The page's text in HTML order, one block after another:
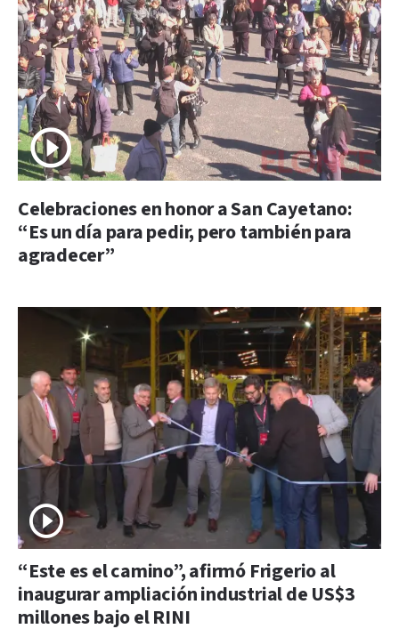
Celebraciones en honor a San Cayetano:
“Es un día para pedir, pero también para
agradecer”
“Este es el camino”, afirmó Frigerio al
inaugurar ampliación industrial de US$3
millones bajo el RINI